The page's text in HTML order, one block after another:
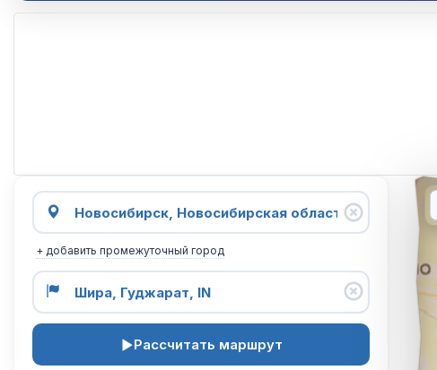
+ добавить промежуточный город
Рассчитать маршрут